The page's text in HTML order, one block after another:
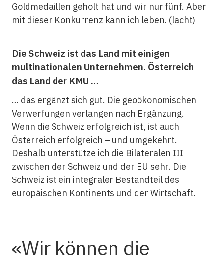
Goldmedaillen geholt hat und wir nur fünf. Aber
mit dieser Konkurrenz kann ich leben. (lacht)
Die Schweiz ist das Land mit einigen
multinationalen Unternehmen. Österreich
das Land der KMU …
… das ergänzt sich gut. Die geoökonomischen
Verwerfungen verlangen nach Ergänzung.
Wenn die Schweiz erfolgreich ist, ist auch
Österreich erfolgreich – und umgekehrt.
Deshalb unterstütze ich die Bilateralen III
zwischen der Schweiz und der EU sehr. Die
Schweiz ist ein integraler Bestandteil des
europäischen Kontinents und der Wirtschaft.
Wir können die